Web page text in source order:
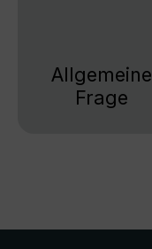
Allgemeine
Frage